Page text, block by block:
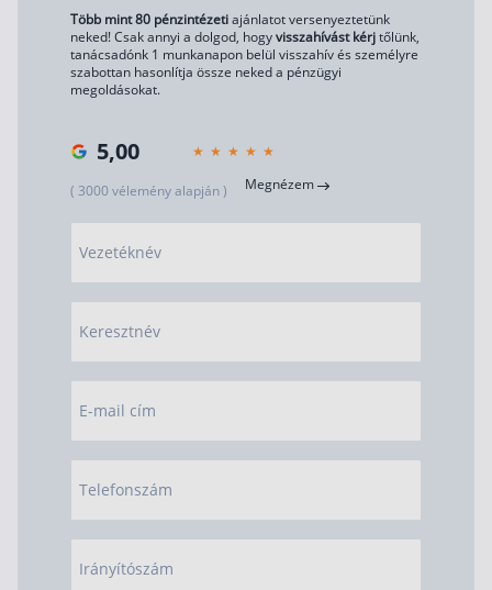
Több mint 80 pénzintézetiajánlatot versenyeztetünk
neked! Csak annyi a dolgod, hogyvisszahívást kérjtőlünk,
tanácsadónk 1 munkanapon belül visszahív és személyre
szabottan hasonlítja össze neked a pénzügyi
megoldásokat.
5,00
( 3000 vélemény alapján ) Megnézem
Vezetéknév
Keresztnév
E-mail cím
Telefonszám
Irányítószám